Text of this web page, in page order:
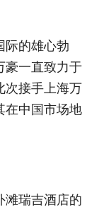
际的雄心勃
豪一直致力于
次接手上海万
在中国市场地
滩瑞吉酒店的